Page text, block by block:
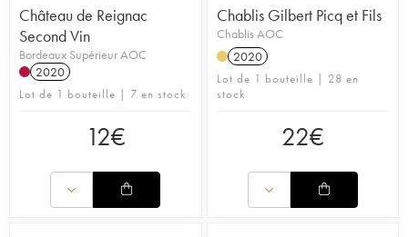
Château de Reignac
Second Vin
Bordeaux Supérieur AOC
2020
Lot de 1 bouteille | 7 en stock
12€
Chablis Gilbert Picq et Fils
Chablis AOC
2020
Lot de 1 bouteille | 28 en
stock
22€